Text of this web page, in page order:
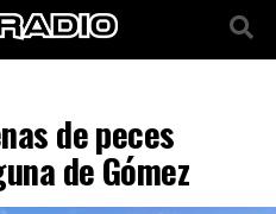
de peces
de Gómez